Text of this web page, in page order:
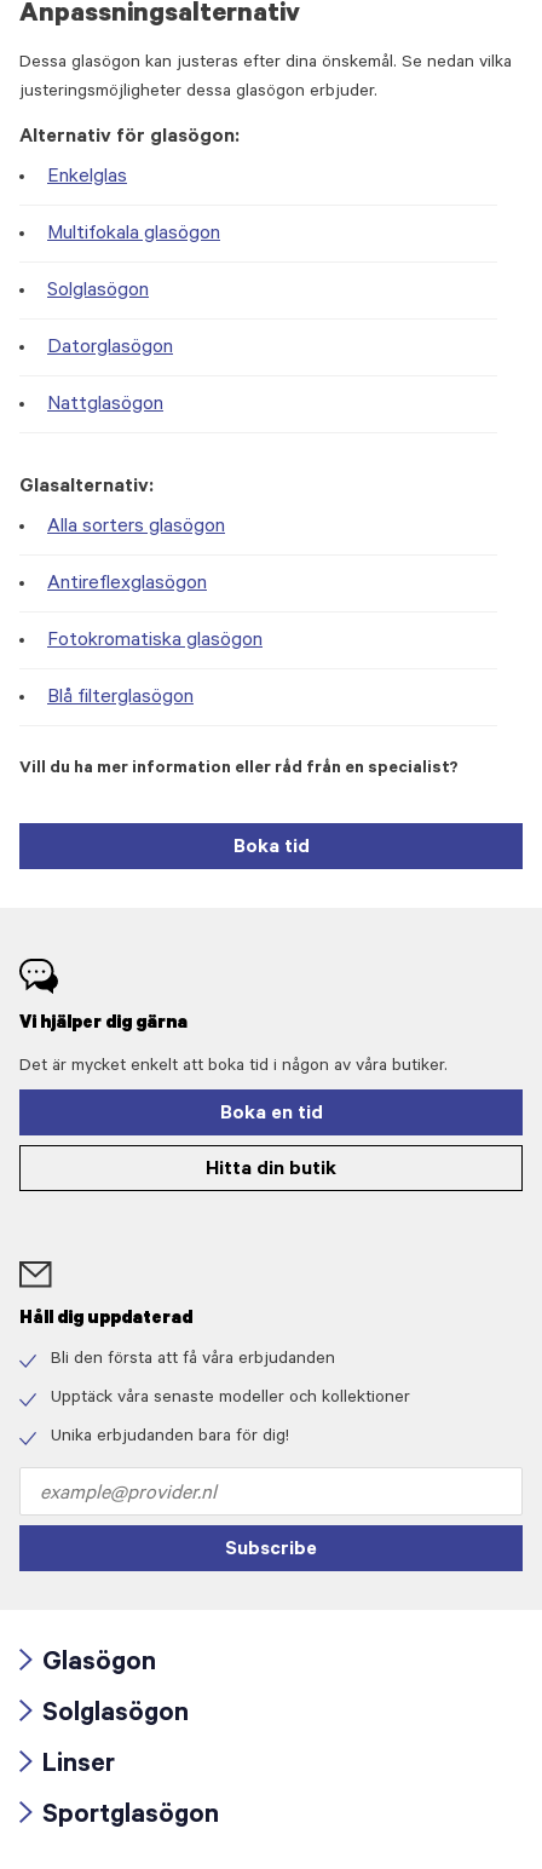
Anpassningsalternativ
Dessa glasögon kan justeras efter dina önskemål. Se nedan vilka
justeringsmöjligheter dessa glasögon erbjuder.
Alternativ för glasögon:
Enkelglas
Multifokala glasögon
Solglasögon
Datorglasögon
Nattglasögon
Glasalternativ:
Alla sorters glasögon
Antireflexglasögon
Fotokromatiska glasögon
Blå filterglasögon
Vill du ha mer information eller råd från en specialist?
Boka tid
Vi hjälper dig gärna
Det är mycket enkelt att boka tid i någon av våra butiker.
Boka en tid
Hitta din butik
Håll dig uppdaterad
icon
Bli den första att få våra erbjudanden
icon
Upptäck våra senaste modeller och kollektioner
Unika erbjudanden bara för dig!
address
Subscribe
icon
Glasögon
icon
Solglasögon
icon
Linser
Sportglasögon